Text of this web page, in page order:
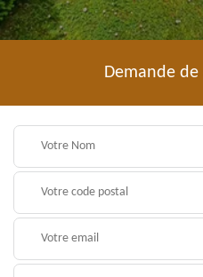
Demande